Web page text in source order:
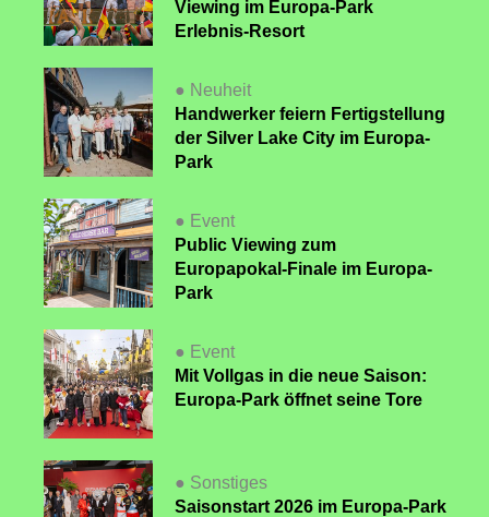
Viewing im Europa-Park
Erlebnis-Resort
● Neuheit
Handwerker feiern Fertigstellung
der Silver Lake City im Europa-
Park
● Event
Public Viewing zum
Europapokal-Finale im Europa-
Park
● Event
Mit Vollgas in die neue Saison:
Europa-Park öffnet seine Tore
● Sonstiges
Saisonstart 2026 im Europa-Park